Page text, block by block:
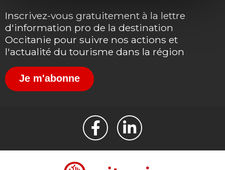
Inscrivez-vous gratuitement à la lettre
d'information pro de la destination
Occitanie pour suivre nos actions et
l'actualité du tourisme dans la région
Je m'abonne